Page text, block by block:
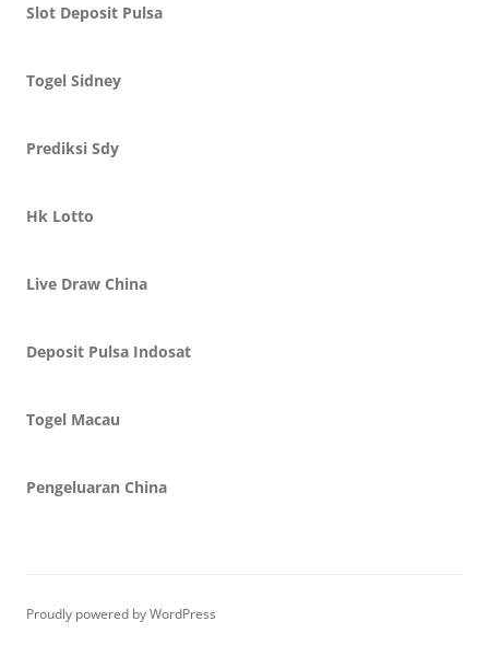
Slot Deposit Pulsa
Togel Sidney
Prediksi Sdy
Hk Lotto
Live Draw China
Deposit Pulsa Indosat
Togel Macau
Pengeluaran China
Proudly powered by WordPress